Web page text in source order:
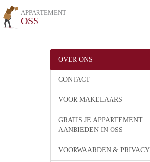
APPARTEMENT
OSS
OVER ONS
CONTACT
VOOR MAKELAARS
GRATIS JE APPARTEMENT
AANBIEDEN IN OSS
VOORWAARDEN & PRIVACY